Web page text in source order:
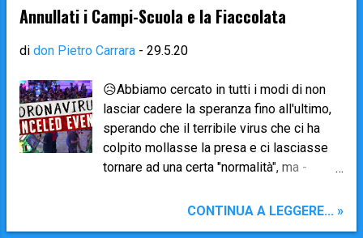
Vescovo Francesco ) e cercando di
informarci a livello legislativo e sanitario
su come rispettare tutte le normative e
quest'anno - oltre a tutte le "scartoffie" da
compilare per adempiere a tutte le regole
del rispetto della privacy - abbiamo
anche un Patto di responsabilità
reciproca tra famiglia e Parrocchia (come
scuole) per la far tutto ciò che è possibile
Annullati i Campi-Scuola e la Fiaccolata
di don Pietro Carrara - 29.5.20
😥Abbiamo cercato in tutti i modi di non
lasciar cadere la speranza fino all'ultimo,
sperando che il terribile virus che ci ha
colpito mollasse la presa e ci lasciasse
tornare ad una certa "normalità", ma -
pericolosità, non è ancora sicuro né
CONTINUA A LEGGERE... »